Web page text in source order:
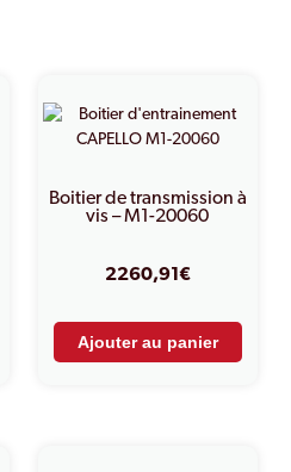
Boitier de transmission à
vis – M1-20060
2260,91 €
Ajouter au panier